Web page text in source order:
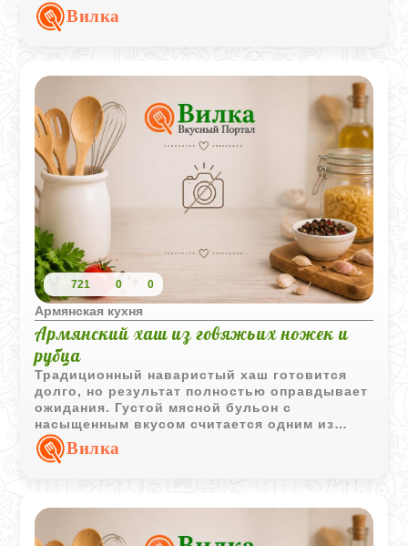
отлично подходит для семейного обеда или
ужина.Вилка
721 0 0
Армянская кухня
Армянский хаш из говяжьих ножек и
рубца
Традиционный наваристый хаш готовится
долго, но результат полностью оправдывает
ожидания. Густой мясной бульон с
насыщенным вкусом считается одним из
самых известных блюд кавказской кухни.
Вилка